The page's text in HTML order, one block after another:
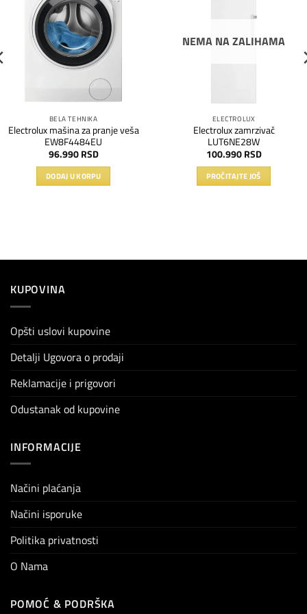
BELA TEHNIKA
Electrolux mašina za pranje veša
EW8F4484EU
96.990 RSD
DODAJ U KORPU
NEMA NA ZALIHAMA
ELECTROLUX
Electrolux zamrzivač
LUT6NE28W
100.990 RSD
PROČITAJTE JOŠ
KUPOVINA
Opšti uslovi kupovine
Detalji Ugovora o prodaji
Reklamacije i prigovori
Odustanak od kupovine
INFORMACIJE
Načini plaćanja
Načini isporuke
Politika privatnosti
O Nama
POMOĆ & PODRŠKA